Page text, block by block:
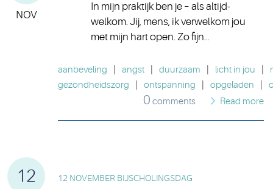
NOV
In mijn praktijk ben je – als altijd-
welkom. Jij, mens, ik verwelkom jou
met mijn hart open. Zo fijn…
aanbeveling angst duurzaam licht in jou
gezondheidszorg
ontspanning opgeladen
0 comments Read more
12 12 NOVEMBER BIJSCHOLINGSDAG